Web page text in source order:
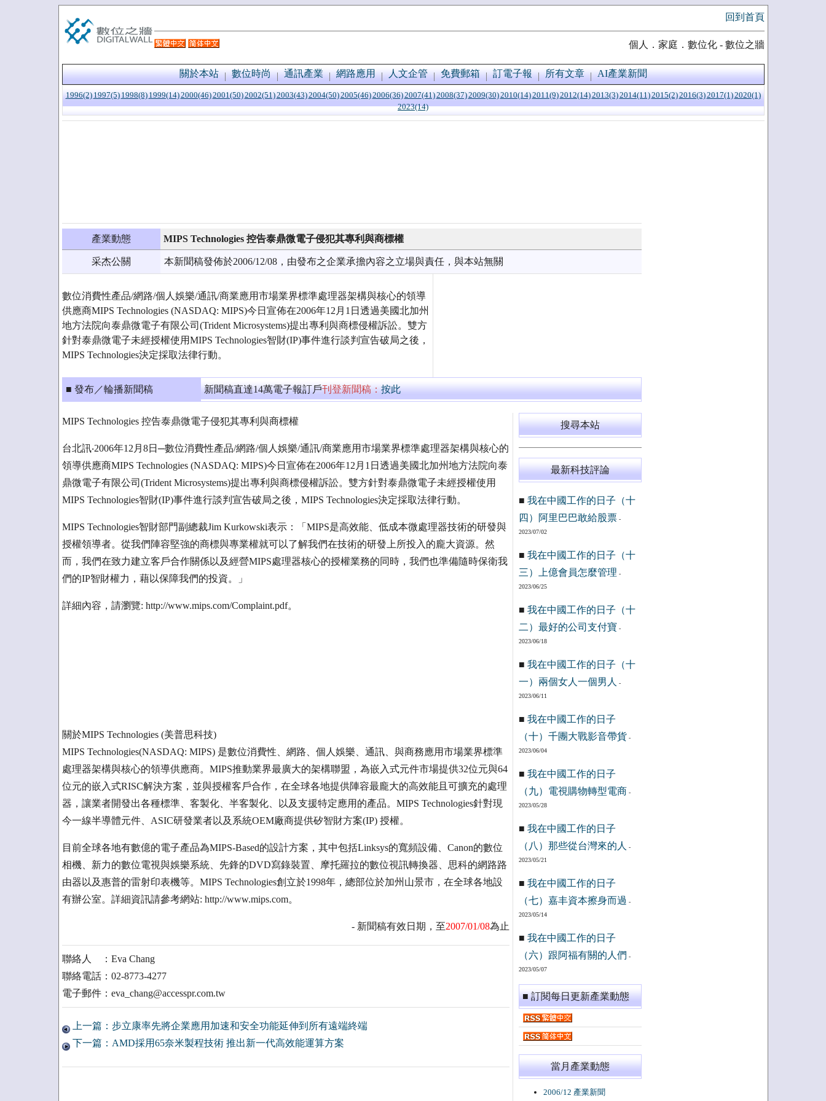
回到首頁
個人．家庭．數位化 - 數位之牆
關於本站 數位時尚 通訊產業 網路應用 人文企管 免費郵箱 訂電子報 所有文章 AI產業新聞
1996(2) 1997(5) 1998(8) 1999(14)2000(46)2001(50)2002(51)2003(43)2004(50)2005(46)2006(36)2007(41)2008(37)2009(30)2010(14)2011(9)2012(14)2013(3)2014(11)2015(2)2016(3)2017(1)2020(1)
2023(14)
產業動態 MIPS Technologies 控告泰鼎微電子侵犯其專利與商標權
采杰公關 本新聞稿發佈於2006/12/08，由發布之企業承擔內容之立場與責任，與本站無關
數位消費性產品/網路/個人娛樂/通訊/商業應用市場業界標準處理器架構與核心的領導
供應商MIPS Technologies (NASDAQ: MIPS)今日宣佈在2006年12月1日透過美國北加州
地方法院向泰鼎微電子有限公司(Trident Microsystems)提出專利與商標侵權訴訟。雙方
針對泰鼎微電子未經授權使用MIPS Technologies智財(IP)事件進行談判宣告破局之後，
MIPS Technologies決定採取法律行動。
■ 發布／輪播新聞稿 新聞稿直達14萬電子報訂戶刊登新聞稿：按此
MIPS Technologies 控告泰鼎微電子侵犯其專利與商標權
台北訊‧2006年12月8日─數位消費性產品/網路/個人娛樂/通訊/商業應用市場業界標準處理器架構與核心的
領導供應商MIPS Technologies (NASDAQ: MIPS)今日宣佈在2006年12月1日透過美國北加州地方法院向泰
鼎微電子有限公司(Trident Microsystems)提出專利與商標侵權訴訟。雙方針對泰鼎微電子未經授權使用
MIPS Technologies智財(IP)事件進行談判宣告破局之後，MIPS Technologies決定採取法律行動。
MIPS Technologies智財部門副總裁Jim Kurkowski表示：「MIPS是高效能、低成本微處理器技術的研發與
授權領導者。從我們陣容堅強的商標與專業權就可以了解我們在技術的研發上所投入的龐大資源。然
而，我們在致力建立客戶合作關係以及經營MIPS處理器核心的授權業務的同時，我們也準備隨時保衛我
們的IP智財權力，藉以保障我們的投資。」
詳細內容，請瀏覽: http://www.mips.com/Complaint.pdf。
關於MIPS Technologies (美普思科技)
MIPS Technologies(NASDAQ: MIPS) 是數位消費性、網路、個人娛樂、通訊、與商務應用市場業界標準
處理器架構與核心的領導供應商。MIPS推動業界最廣大的架構聯盟，為嵌入式元件市場提供32位元與64
位元的嵌入式RISC解決方案，並與授權客戶合作，在全球各地提供陣容最龐大的高效能且可擴充的處理
器，讓業者開發出各種標準、客製化、半客製化、以及支援特定應用的產品。MIPS Technologies針對現
今一線半導體元件、ASIC研發業者以及系統OEM廠商提供矽智財方案(IP) 授權。
目前全球各地有數億的電子產品為MIPS-Based的設計方案，其中包括Linksys的寬頻設備、Canon的數位
相機、新力的數位電視與娛樂系統、先鋒的DVD寫錄裝置、摩托羅拉的數位視訊轉換器、思科的網路路
由器以及惠普的雷射印表機等。MIPS Technologies創立於1998年，總部位於加州山景市，在全球各地設
有辦公室。詳細資訊請參考網站: http://www.mips.com。
- 新聞稿有效日期，至2007/01/08為止
聯絡人 ：Eva Chang
聯絡電話：02-8773-4277
電子郵件：eva_chang@accesspr.com.tw
上一篇：步立康率先將企業應用加速和安全功能延伸到所有遠端終端
下一篇：AMD採用65奈米製程技術 推出新一代高效能運算方案
搜尋本站
最新科技評論
■ 我在中國工作的日子（十
四）阿里巴巴敢給股票-
2023/07/02
■ 我在中國工作的日子（十
三）上億會員怎麼管理 -
2023/06/25
■ 我在中國工作的日子（十
二）最好的公司支付寶 -
2023/06/18
■ 我在中國工作的日子（十
一）兩個女人一個男人
-
2023/06/11
■ 我在中國工作的日子
（十）千團大戰影音帶貨 -
2023/06/04
■ 我在中國工作的日子
（九）電視購物轉型電商 -
2023/05/28
■ 我在中國工作的日子
（八）那些從台灣來的人
-
2023/05/21
■ 我在中國工作的日子
（七）嘉丰資本擦身而過 -
2023/05/14
■ 我在中國工作的日子
（六）跟阿福有關的人們 -
2023/05/07
■ 訂閱每日更新產業動態
當月產業動態
2006/12 產業新聞